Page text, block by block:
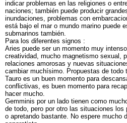
indicar problemas en las religiones o
naciones; también puede producir
inundaciones, problemas con
está bajo el mar o mundo marino puede
submarinos también.
Para los diferentes signos :
Aries puede ser un momento muy
creatividad, mucho magnetismo sexual,
relaciones amorosas y nuevas
cambiar muchísimo. Propuestas de todo
Tauro es un buen momento para
conflictivas, es buen momento para
hacer mucho.
Gemminis por un lado tienen como
de todo, pero por otro las situaciones los
o apretando bastante. No espere mucho